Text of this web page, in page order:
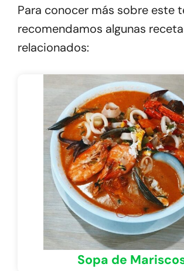
Para conocer más sobre este
recomendamos algunas
relacionados:
Sopa de